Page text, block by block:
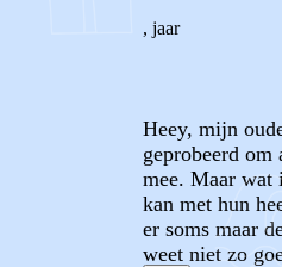
, jaar
Heey, mijn
geprobeerd
mee. Maar
kan met hun
er soms maar
weet niet zo